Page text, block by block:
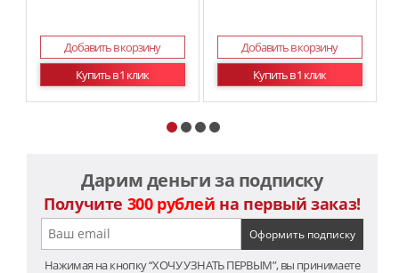
Добавить в корзину
Купить в 1 клик
Добавить в корзину
Купить в 1 клик
Дарим деньги за подписку
Получите 300 рублей на первый заказ!
Нажимая на кнопку “ХОЧУ УЗНАТЬ ПЕРВЫМ”, вы принимаете